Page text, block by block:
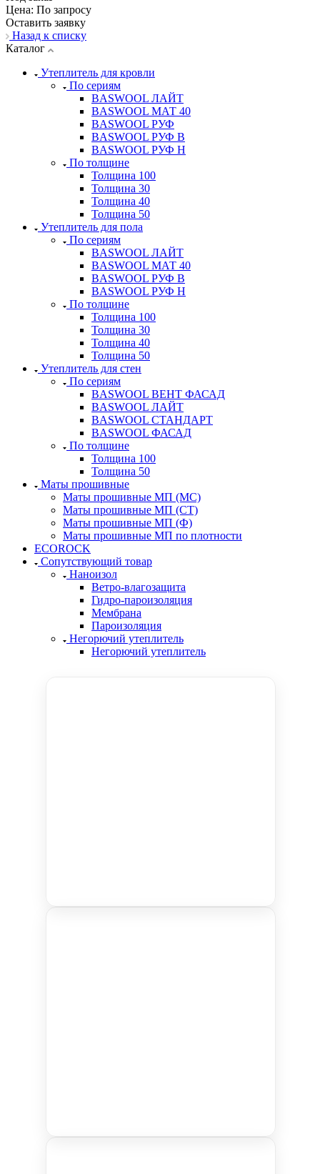
Цена: По запросу
Оставить заявку
Назад к списку
Каталог
Утеплитель для кровли
По сериям
BASWOOL ЛАЙТ
BASWOOL МАТ 40
BASWOOL РУФ
BASWOOL РУФ В
BASWOOL РУФ Н
По толщине
Толщина 100
Толщина 30
Толщина 40
Толщина 50
Утеплитель для пола
По сериям
BASWOOL ЛАЙТ
BASWOOL МАТ 40
BASWOOL РУФ В
BASWOOL РУФ Н
По толщине
Толщина 100
Толщина 30
Толщина 40
Толщина 50
Утеплитель для стен
По сериям
BASWOOL ВЕНТ ФАСАД
BASWOOL ЛАЙТ
BASWOOL СТАНДАРТ
BASWOOL ФАСАД
По толщине
Толщина 100
Толщина 50
Маты прошивные
Маты прошивные МП (МС)
Маты прошивные МП (СТ)
Маты прошивные МП (Ф)
Маты прошивные МП по плотности
ECOROCK
Сопутствующий товар
Наноизол
Ветро-влагозащита
Гидро-пароизоляция
Мембрана
Пароизоляция
Негорючий утеплитель
Негорючий утеплитель